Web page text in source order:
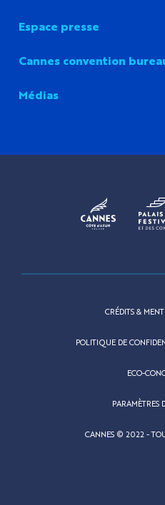
Espace presse
Cannes convention
Médias
CRÉDITS &
POLITIQUE DE
ECO-
PARAMÈTRES
CANNES © 2022 -